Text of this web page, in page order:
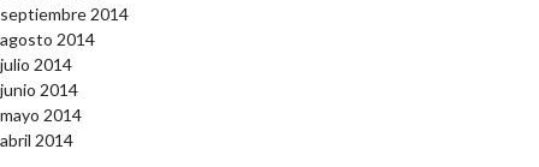
septiembre 2014
agosto 2014
julio 2014
junio 2014
mayo 2014
abril 2014